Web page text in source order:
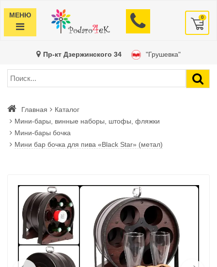
МЕНЮ 0
Пр-кт Дзержинского 34 "Грушевка"
Главная
Каталог
Мини-бары, винные наборы, штофы, фляжки
Мини-бары бочка
Мини бар бочка для пива «Black Star» (метал)